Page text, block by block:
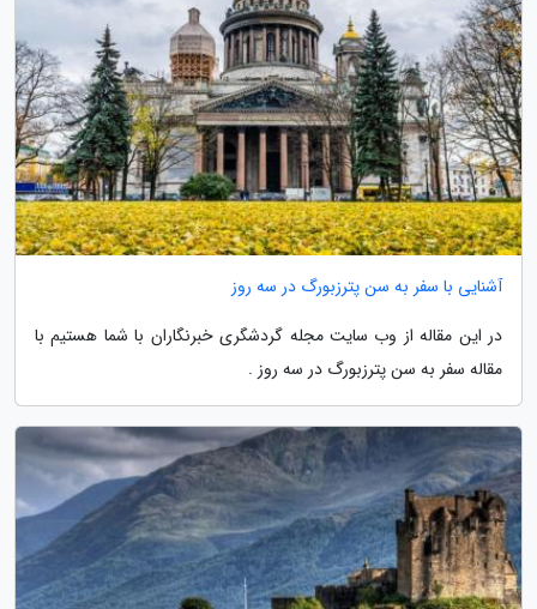
آشنایی با سفر به سن پترزبورگ در سه روز
در این مقاله از وب سایت مجله گردشگری خبرنگاران با شما هستیم با
مقاله سفر به سن پترزبورگ در سه روز .